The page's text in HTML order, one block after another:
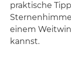
praktische
einem
kannst.